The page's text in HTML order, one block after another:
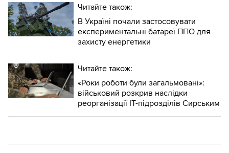
Читайте також:
В Україні почали застосовувати
експериментальні батареї ППО для
захисту енергетики
Читайте також:
«Роки роботи були загальмовані»:
військовий розкрив наслідки
реорганізації IT-підрозділів Сирським